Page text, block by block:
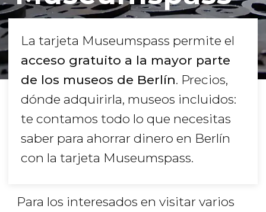
La tarjeta Museumspass permite el
acceso gratuito a la mayor parte
de los museos de Berlín. Precios,
dónde adquirirla, museos incluidos:
te contamos todo lo que necesitas
saber para ahorrar dinero en Berlín
con la tarjeta Museumspass.
Para los interesados en visitar varios